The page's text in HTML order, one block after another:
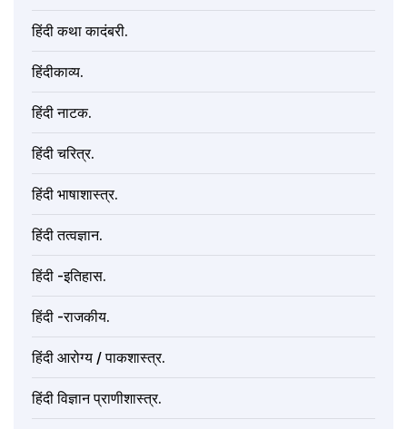
हिंदी कथा कादंबरी.
हिंदीकाव्य.
हिंदी नाटक.
हिंदी चरित्र.
हिंदी भाषाशास्त्र.
हिंदी तत्वज्ञान.
हिंदी -इतिहास.
हिंदी -राजकीय.
हिंदी आरोग्य / पाकशास्त्र.
हिंदी विज्ञान प्राणीशास्त्र.